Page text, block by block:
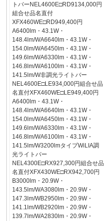
トバーNEL4600E□RD9134,000円
組合せ品名直付
XFX460WE□RD949,400円
A6400lm・43.1W・
148.4lm/WA6640lm・43.1W・
154.0lm/WA6450lm・43.1W・
149.6lm/WA6330lm・43.1W・
146.8lm/WA6100lm・43.1W・
141.5lm/W非調光ライトバー
NEL4600E□LE934,000円組合せ品
名直付XFX460WE□LE949,400円
A6400lm・43.1W・
148.4lm/WA6640lm・43.1W・
154.0lm/WA6450lm・43.1W・
149.6lm/WA6330lm・43.1W・
146.8lm/WA6100lm・43.1W・
141.5lm/W3200lmタイプWiLIA調
光ライトバー
NEL4300E□RX927,300円組合せ品
名直付XFX430WE□RX942,700円
B3000lm・20.9W・
143.5lm/WA3080lm・20.9W・
147.3lm/WB2950lm・20.9W・
141.1lm/WB2920lm・20.9W・
139.7lm/WA2830lm・20.9W・